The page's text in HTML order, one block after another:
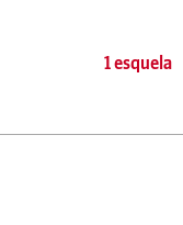
1 esquela